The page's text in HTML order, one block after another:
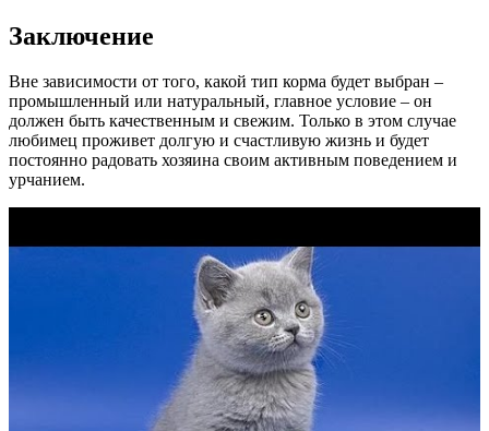
Заключение
Вне зависимости от того, какой тип корма будет выбран –
промышленный или натуральный, главное условие – он
должен быть качественным и свежим. Только в этом случае
любимец проживет долгую и счастливую жизнь и будет
постоянно радовать хозяина своим активным поведением и
урчанием.